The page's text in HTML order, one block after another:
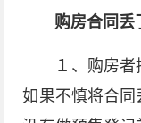
购房合同丢
１、购房者
如果不慎将合同